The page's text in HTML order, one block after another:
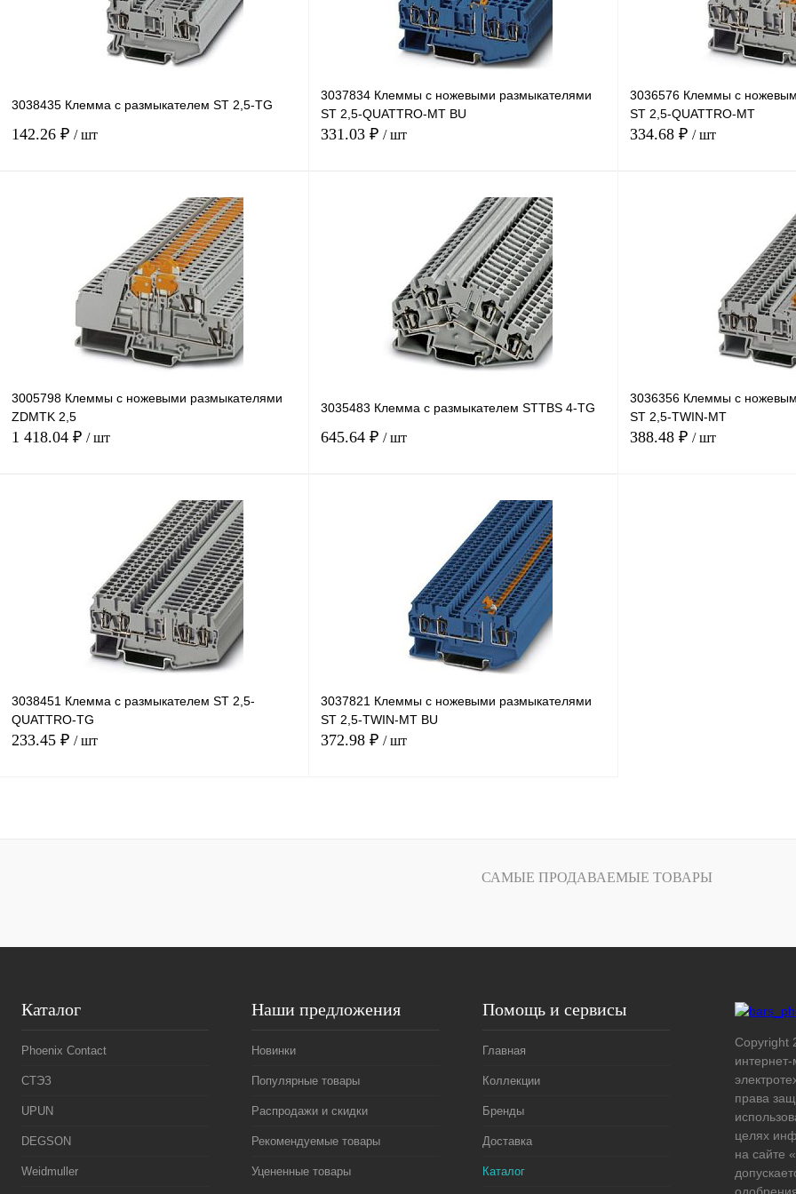
3038435 Клемма с размыкателем ST 2,5-TG
142.26 ₽ / шт
В корзину
Сравнение
Под заказ
3037834 Клеммы с ножевыми размыкателями
ST 2,5-QUATTRO-MT BU
331.03 ₽ / шт
В корзину
Сравнение
Под заказ
3036576 Клеммы с
ST 2,5-QUATTRO-MT
334.68 ₽ / шт
3005798 Клеммы с ножевыми размыкателями
ZDMTK 2,5
1 418.04 ₽ / шт
В корзину
Сравнение
наличии
3035483 Клемма с размыкателем STTBS 4-TG
645.64 ₽ / шт
В корзину
Сравнение
Под заказ
3036356 Клеммы с
ST 2,5-TWIN-MT
388.48 ₽ / шт
3038451 Клемма с размыкателем ST 2,5-
QUATTRO-TG
233.45 ₽ / шт
3037821 Клеммы с ножевыми размыкателями
ST 2,5-TWIN-MT BU
372.98 ₽ / шт
САМЫЕ ПРОДАВАЕМЫЕ ТОВАРЫ
Каталог
Phoenix Contact
СТЭЗ
UPUN
DEGSON
Weidmuller
Наши предложения
Новинки
Популярные товары
Распродажи и скидки
Рекомендуемые товары
Уцененные товары
Помощь и сервисы
Главная
Коллекции
Бренды
Доставка
Каталог
Copyright
интернет-
права
целях
на сайте